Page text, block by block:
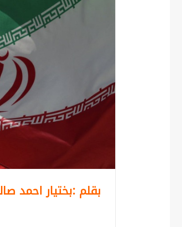
بقلم :بختيار احمد